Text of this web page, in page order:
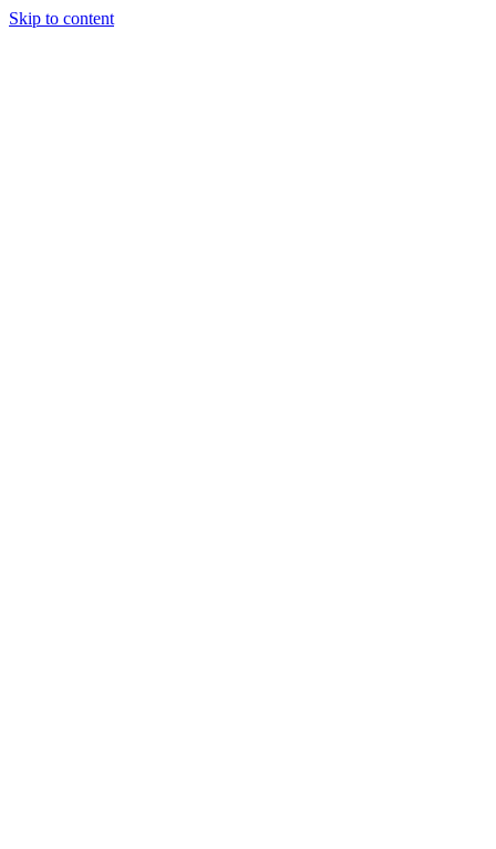
Skip to content